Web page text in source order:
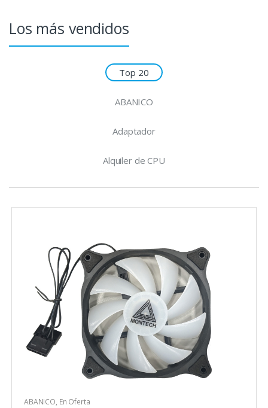
Los más vendidos
Top 20
ABANICO
Adaptador
Alquiler de CPU
ABANICO, En Oferta